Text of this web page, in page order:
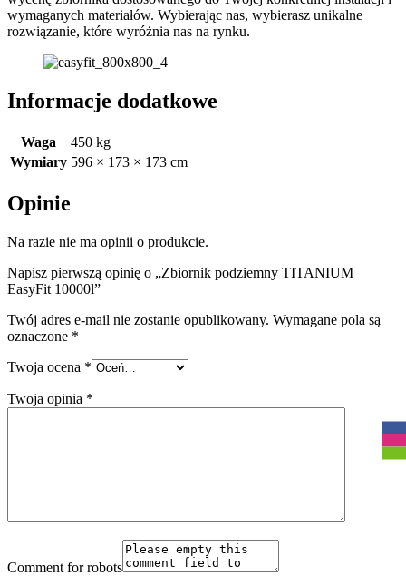
wymaganych materiałów. Wybierając nas, wybierasz unikalne
rozwiązanie, które wyróżnia nas na rynku.
Informacje dodatkowe
Waga
450 kg
Wymiary 596 × 173 × 173 cm
Opinie
Na razie nie ma opinii o produkcie.
Napisz pierwszą opinię o „Zbiornik podziemny TITANIUM
EasyFit 10000l”
Twój adres e-mail nie zostanie opublikowany. Wymagane pola są
oznaczone *
Twoja ocena *
Twoja opinia *
Comment for robots